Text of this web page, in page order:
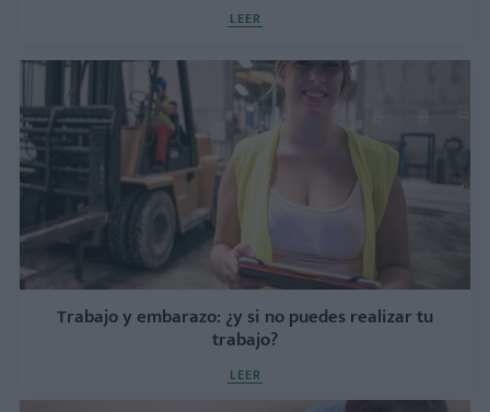
LEER
Trabajo y embarazo: ¿y si no puedes realizar tu
trabajo?
LEER